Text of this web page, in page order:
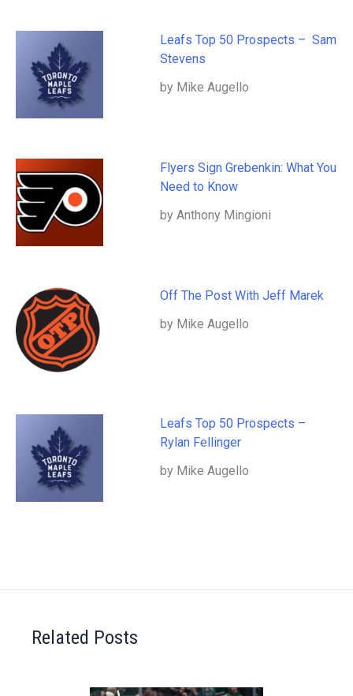
Leafs Top 50 Prospects – Sam
Stevens
by Mike Augello
Flyers Sign Grebenkin: What You
Need to Know
by Anthony Mingioni
Off The Post With Jeff Marek
by Mike Augello
Leafs Top 50 Prospects –
Rylan Fellinger
by Mike Augello
Related Posts